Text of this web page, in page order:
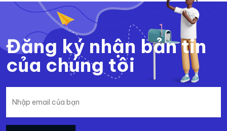
Đăng ký nhận bản tin
của chúng tôi